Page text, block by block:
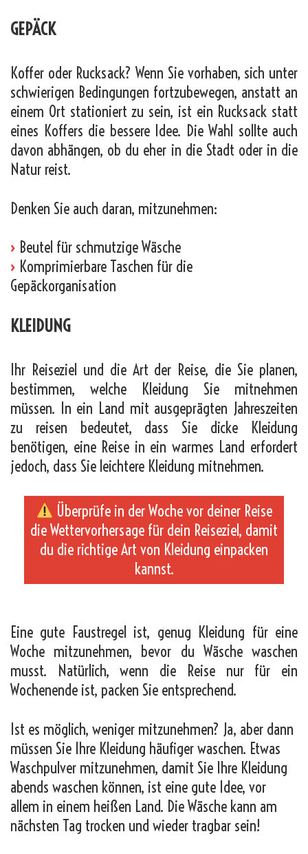
GEPÄCK
Koffer oder Rucksack? Wenn Sie vorhaben, sich unter
schwierigen Bedingungen fortzubewegen, anstatt an
einem Ort stationiert zu sein, ist ein Rucksack statt
eines Koffers die bessere Idee. Die Wahl sollte auch
davon abhängen, ob du eher in die Stadt oder in die
Natur reist.
Denken Sie auch daran, mitzunehmen:
› Beutel für schmutzige Wäsche
› Komprimierbare Taschen für die
Gepäckorganisation
KLEIDUNG
Ihr Reiseziel und die Art der Reise, die Sie planen,
bestimmen, welche Kleidung Sie mitnehmen
müssen. In ein Land mit ausgeprägten Jahreszeiten
zu reisen bedeutet, dass Sie dicke Kleidung
benötigen, eine Reise in ein warmes Land erfordert
jedoch, dass Sie leichtere Kleidung mitnehmen.
Überprüfe in der Woche vor deiner Reise
die Wettervorhersage für dein Reiseziel, damit
du die richtige Art von Kleidung einpacken
kannst.
Eine gute Faustregel ist, genug Kleidung für eine
Woche mitzunehmen, bevor du Wäsche waschen
musst. Natürlich, wenn die Reise nur für ein
Wochenende ist, packen Sie entsprechend.
Ist es möglich, weniger mitzunehmen? Ja, aber dann
müssen Sie Ihre Kleidung häufiger waschen. Etwas
Waschpulver mitzunehmen, damit Sie Ihre Kleidung
abends waschen können, ist eine gute Idee, vor
allem in einem heißen Land. Die Wäsche kann am
nächsten Tag trocken und wieder tragbar sein!